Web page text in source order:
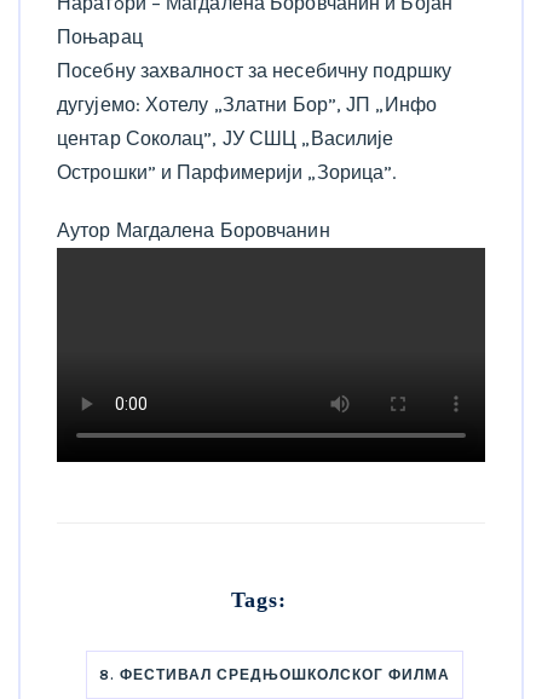
Поњарац
Посебну захвалност за несебичну подршку
дугујемо: Хотелу „Златни Бор”, ЈП „Инфо
центар Соколац”, ЈУ СШЦ „Василије
Острошки” и Парфимерији „Зорица”.
Аутор Магдалена Боровчанин
Tags:
8. ФЕСТИВАЛ СРЕДЊОШКОЛСКОГ ФИЛМА